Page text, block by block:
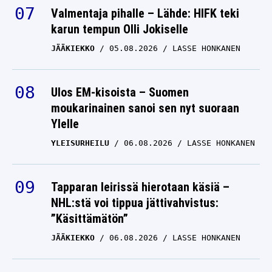
Valmentaja pihalle – Lähde: HIFK teki
karun tempun Olli Jokiselle
JÄÄKIEKKO 05.08.2026 LASSE HONKANEN
Ulos EM-kisoista – Suomen
moukarinainen sanoi sen nyt suoraan
Ylelle
YLEISURHEILU 06.08.2026 LASSE HONKANEN
Tapparan leirissä hierotaan käsiä –
NHL:stä voi tippua jättivahvistus:
”Käsittämätön”
JÄÄKIEKKO 06.08.2026 LASSE HONKANEN